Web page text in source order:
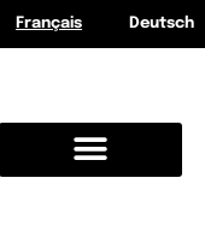
Français Deutsch